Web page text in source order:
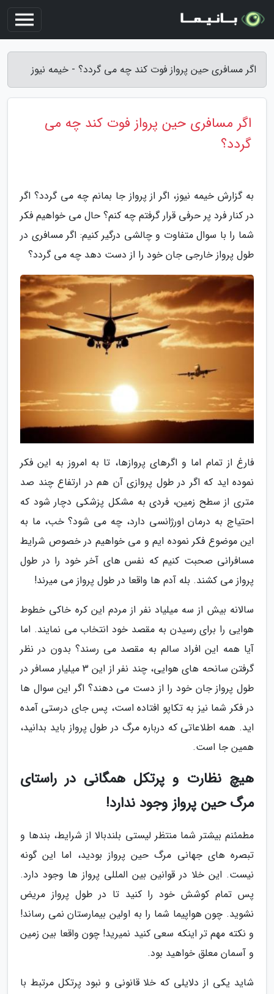
اگر مسافری حین پرواز فوت کند چه می گردد؟ - خیمه نیوز
اگر مسافری حین پرواز فوت کند چه می
گردد؟
به گزارش خیمه نیوز، اگر از پرواز جا بمانم چه می گردد؟ اگر
در کنار فرد پر حرفی قرار گرفتم چه کنم؟ حال می خواهیم فکر
شما را با سوال متفاوت و چالشی درگیر کنیم: اگر مسافری در
طول پرواز خارجی جان خود را از دست دهد چه می گردد؟
فارغ از تمام اما و اگرهای پروازها، تا به امروز به این فکر
نموده اید که اگر در طول پروازی آن هم در ارتفاع چند صد
متری از سطح زمین، فردی به مشکل پزشکی دچار شود که
احتیاج به درمان اورژانسی دارد، چه می شود؟ خب، ما به
این موضوع فکر نموده ایم و می خواهیم در خصوص شرایط
مسافرانی صحبت کنیم که نفس های آخر خود را در طول
پرواز می کشند. بله آدم ها واقعا در طول پرواز می میرند!
سالانه بیش از سه میلیاد نفر از مردم این کره خاکی خطوط
هوایی را برای رسیدن به مقصد خود انتخاب می نمایند. اما
آیا همه این افراد سالم به مقصد می رسند؟ بدون در نظر
گرفتن سانحه های هوایی، چند نفر از این 3 میلیار مسافر در
طول پرواز جان خود را از دست می دهند؟ اگر این سوال ها
در فکر شما نیز به تکاپو افتاده است، پس جای درستی آمده
اید. همه اطلاعاتی که درباره مرگ در طول پرواز باید بدانید،
همین جا است.
هیچ نظارت و پرتکل همگانی در راستای
مرگ حین پرواز وجود ندارد!
مطمئنم بیشتر شما منتظر لیستی بلندبالا از شرایط، بندها و
تبصره های جهانی مرگ حین پرواز بودید، اما این گونه
نیست. این خلا در قوانین بین المللی پرواز ها وجود دارد.
پس تمام کوشش خود را کنید تا در طول پرواز مریض
نشوید. چون هواپیما شما را به اولین بیمارستان نمی رساند!
و نکته مهم تر اینکه سعی کنید نمیرید! چون واقعا بین زمین
و آسمان معلق خواهید بود.
شاید یکی از دلایلی که خلا قانونی و نبود پرتکل مرتبط با